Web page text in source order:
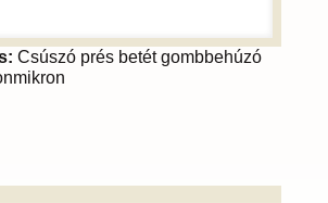
Csúszó prés betét gombbehúzó